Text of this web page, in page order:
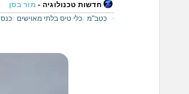
חדשות טכנולוגיה - מור בסן
כטב"מ ,כלי טיס בלתי מאוישים ,כנס